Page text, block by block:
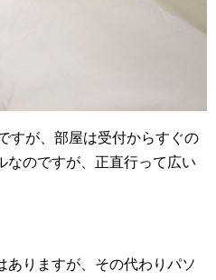
すが、部屋は受付からすぐの
なのですが、正直行って広い
ありますが、その代わりパソ